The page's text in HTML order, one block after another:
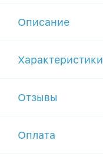
Описание
Характеристики
Отзывы
Оплата